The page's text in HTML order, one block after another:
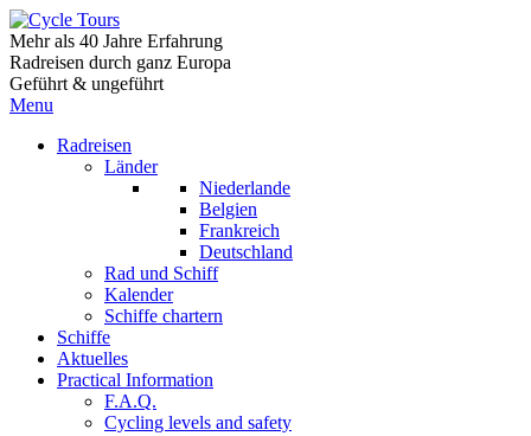
Mehr als 40 Jahre Erfahrung
Radreisen durch ganz Europa
Geführt & ungeführt
Menu
Radreisen
Länder
Niederlande
Belgien
Frankreich
Deutschland
Rad und Schiff
Kalender
Schiffe chartern
Schiffe
Aktuelles
Practical Information
F.A.Q.
Cycling levels and safety